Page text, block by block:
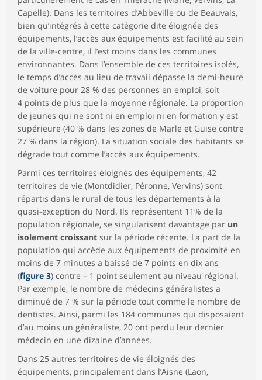
Capelle). Dans les territoires d’Abbeville ou de Beauvais,
bien qu’intégrés à cette catégorie dite éloignée des
équipements, l’accès aux équipements est facilité au sein
de la ville-centre, il l’est moins dans les communes
environnantes. Dans l’ensemble de ces territoires isolés,
le temps d’accès au lieu de travail dépasse la demi-heure
de voiture pour 28 % des personnes en emploi, soit
4 points de plus que la moyenne régionale. La proportion
de jeunes qui ne sont ni en emploi ni en formation y est
supérieure (40 % dans les zones de Marle et Guise contre
27 % dans la région). La situation sociale des habitants se
dégrade tout comme l’accès aux équipements.
Parmi ces territoires éloignés des équipements, 42
territoires de vie (Montdidier, Péronne, Vervins) sont
répartis dans le rural de tous les départements à la
quasi-exception du Nord. Ils représentent 11% de la
population régionale, se singularisent davantage par un
isolement croissant sur la période récente. La part de la
population qui accède aux équipements de proximité en
moins de 7 minutes a baissé de 7 points en dix ans
(figure 3) contre – 1 point seulement au niveau régional.
Par exemple, le nombre de médecins généralistes a
diminué de 7 % sur la période tout comme le nombre de
dentistes. Ainsi, parmi les 184 communes qui disposaient
d’au moins un généraliste, 20 ont perdu leur dernier
médecin en une dizaine d’années.
Dans 25 autres territoires de vie éloignés des
équipements, principalement dans l’Aisne (Laon,